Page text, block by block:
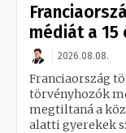
médiát a
2026.08.08.
Franciaország
törvényhozók
megtiltaná a
alatti gyerekek